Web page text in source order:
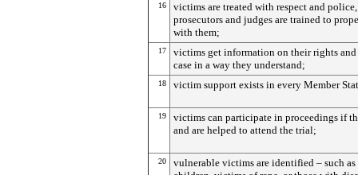
16
victims are treated with respect and police,
prosecutors and judges are trained to
with them;
17
victims get information on their rights
case in a way they understand;
18 victim support exists in every Member
19
victims can participate in proceedings if
and are helped to attend the trial;
20
vulnerable victims are identified – such as